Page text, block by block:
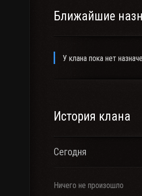
Ближайшие
У клана пока нет
История клана
Сегодня
Ничего не произошло